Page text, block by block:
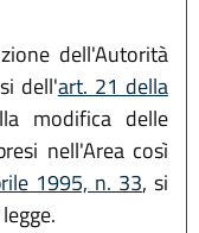
dell'Autorità
dell'art. 21 della
modifica delle
nell'Area così
1995, n. 33, si